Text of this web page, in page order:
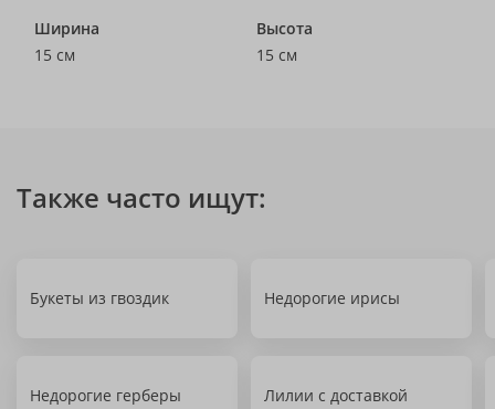
Ширина
15 см
Высота
15 см
Также часто ищут:
Букеты из гвоздик Недорогие ирисы
Недорогие герберы Лилии с доставкой